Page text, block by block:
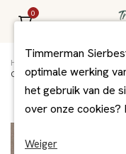
0
Home
Cocktail Cherry Blossom
Timmerman
optimale werking
het gebruik van de
over onze cookies?
Weiger